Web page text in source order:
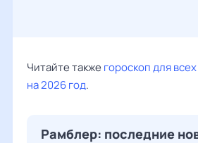
Читайте также гороскоп для
на 2026 год.
Рамблер: последние